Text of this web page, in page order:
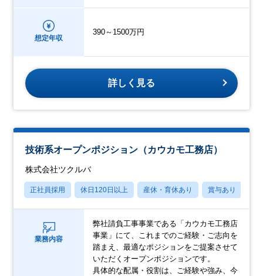
想定年収
390～1500万円
詳しく見る
技術系オープンポジション（カウカモ工務店）
株式会社ツクルバ
正社員採用 休日120日以上 産休・育休あり 賞与あり
業務内容
弊社請負工事事業である「カウカモ工務店
事業」にて、これまでのご経験・ご志向を
踏まえ、最適なポジションをご提案させて
いただくオープンポジションです。
具体的な配属・役割は、ご経験や強み、今